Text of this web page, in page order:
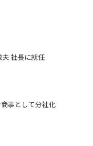
社長に就任
事として分社化